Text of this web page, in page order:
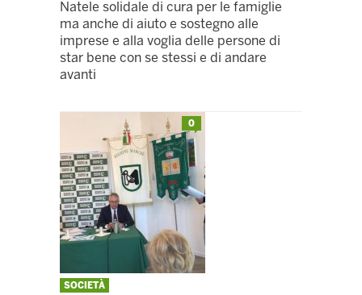
Natele solidale di cura per le famiglie
ma anche di aiuto e sostegno alle
imprese e alla voglia delle persone di
star bene con se stessi e di andare
avanti
0
SOCIETÀ